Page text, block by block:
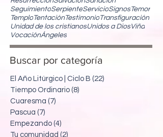
SeguimientoSerpienteServicioSignosTemor
TemploTentaciónTestimonioTransfiguración
Unidad de los cristianosUnidos a DiosViña
VocaciónÁngeles
Buscar por categoría
El Año Litúrgico | Ciclo B (22)
Tiempo Ordinario (8)
Cuaresma (7)
Pascua (7)
Empezando (4)
Tu comunidad (2)